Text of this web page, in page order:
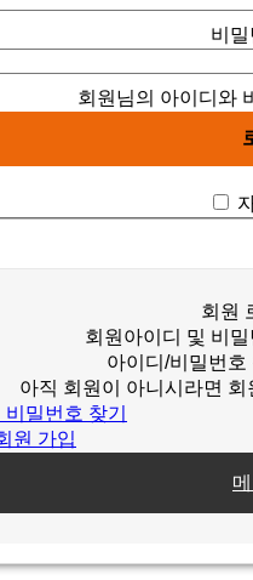
비밀
회원님의 아이디와
회원
회원아이디 및 비
아이디/비밀번
아직 회원이 아니시라면
밀번호 찾기
원 가입